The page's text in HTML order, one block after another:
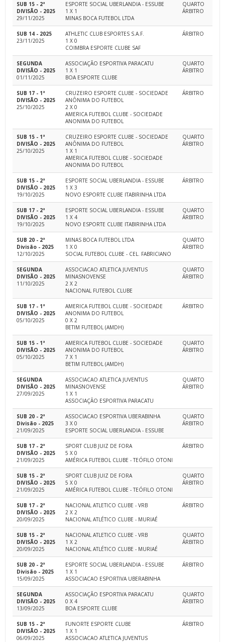
SUB 15 - 2ª
DIVISÃO - 2025
29/11/2025
ESPORTE SOCIAL UBERLANDIA - ESSUBE
1 X 1
MINAS BOCA FUTEBOL LTDA
QUARTO
ÁRBITRO
SUB 14 - 2025
23/11/2025
ATHLETIC CLUB ESPORTES S.A.F.
1 X 0
COIMBRA ESPORTE CLUBE SAF
ÁRBITRO
SEGUNDA
DIVISÃO - 2025
01/11/2025
ASSOCIAÇÃO ESPORTIVA PARACATU
1 X 1
BOA ESPORTE CLUBE
QUARTO
ÁRBITRO
SUB 17 - 1ª
DIVISÃO - 2025
25/10/2025
CRUZEIRO ESPORTE CLUBE - SOCIEDADE
ANÔNIMA DO FUTEBOL
2 X 0
AMERICA FUTEBOL CLUBE - SOCIEDADE
ANONIMA DO FUTEBOL
ÁRBITRO
SUB 15 - 1ª
DIVISÃO - 2025
25/10/2025
CRUZEIRO ESPORTE CLUBE - SOCIEDADE
ANÔNIMA DO FUTEBOL
1 X 1
AMERICA FUTEBOL CLUBE - SOCIEDADE
ANONIMA DO FUTEBOL
QUARTO
ÁRBITRO
SUB 15 - 2ª
DIVISÃO - 2025
19/10/2025
ESPORTE SOCIAL UBERLANDIA - ESSUBE
1 X 3
NOVO ESPORTE CLUBE ITABIRINHA LTDA
ÁRBITRO
SUB 17 - 2ª
DIVISÃO - 2025
19/10/2025
ESPORTE SOCIAL UBERLANDIA - ESSUBE
1 X 4
NOVO ESPORTE CLUBE ITABIRINHA LTDA
QUARTO
ÁRBITRO
SUB 20 - 2ª
Divisão - 2025
12/10/2025
MINAS BOCA FUTEBOL LTDA
1 X 0
SOCIAL FUTEBOL CLUBE - CEL. FABRICIANO
QUARTO
ÁRBITRO
SEGUNDA
DIVISÃO - 2025
11/10/2025
ASSOCIACAO ATLETICA JUVENTUS
MINASNOVENSE
2 X 2
NACIONAL FUTEBOL CLUBE
QUARTO
ÁRBITRO
SUB 17 - 1ª
DIVISÃO - 2025
05/10/2025
AMERICA FUTEBOL CLUBE - SOCIEDADE
ANONIMA DO FUTEBOL
0 X 2
BETIM FUTEBOL (AMDH)
ÁRBITRO
SUB 15 - 1ª
DIVISÃO - 2025
05/10/2025
AMERICA FUTEBOL CLUBE - SOCIEDADE
ANONIMA DO FUTEBOL
7 X 1
BETIM FUTEBOL (AMDH)
QUARTO
ÁRBITRO
SEGUNDA
DIVISÃO - 2025
27/09/2025
ASSOCIACAO ATLETICA JUVENTUS
MINASNOVENSE
1 X 1
ASSOCIAÇÃO ESPORTIVA PARACATU
QUARTO
ÁRBITRO
SUB 20 - 2ª
Divisão - 2025
21/09/2025
ASSOCIACAO ESPORTIVA UBERABINHA
3 X 0
ESPORTE SOCIAL UBERLANDIA - ESSUBE
QUARTO
ÁRBITRO
SUB 17 - 2ª
DIVISÃO - 2025
21/09/2025
SPORT CLUB JUIZ DE FORA
5 X 0
AMÉRICA FUTEBOL CLUBE - TEÓFILO OTONI
ÁRBITRO
SUB 15 - 2ª
DIVISÃO - 2025
21/09/2025
SPORT CLUB JUIZ DE FORA
5 X 0
AMÉRICA FUTEBOL CLUBE - TEÓFILO OTONI
QUARTO
ÁRBITRO
SUB 17 - 2ª
DIVISÃO - 2025
20/09/2025
NACIONAL ATLETICO CLUBE - VRB
2 X 2
NACIONAL ATLÉTICO CLUBE - MURIAÉ
ÁRBITRO
SUB 15 - 2ª
DIVISÃO - 2025
20/09/2025
NACIONAL ATLETICO CLUBE - VRB
1 X 2
NACIONAL ATLÉTICO CLUBE - MURIAÉ
QUARTO
ÁRBITRO
SUB 20 - 2ª
Divisão - 2025
15/09/2025
ESPORTE SOCIAL UBERLANDIA - ESSUBE
1 X 1
ASSOCIACAO ESPORTIVA UBERABINHA
ÁRBITRO
SEGUNDA
DIVISÃO - 2025
13/09/2025
ASSOCIAÇÃO ESPORTIVA PARACATU
0 X 4
BOA ESPORTE CLUBE
QUARTO
ÁRBITRO
SUB 15 - 2ª
DIVISÃO - 2025
06/09/2025
FUNORTE ESPORTE CLUBE
1 X 1
ASSOCIACAO ATLETICA JUVENTUS
ÁRBITRO